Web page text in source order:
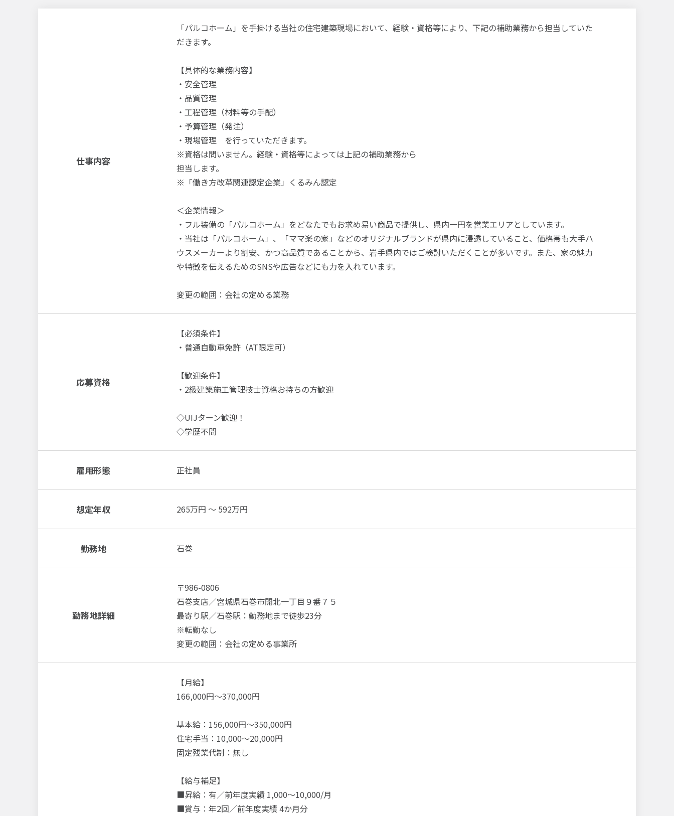
仕事内容
「パルコホーム」を手掛ける当社の住宅建築現場において、経験・資格等により、下記の補助業務から担当していた
だきます。
【具体的な業務内容】
・安全管理
・品質管理
・工程管理（材料等の手配）
・予算管理（発注）
・現場管理 を行っていただきます。
※資格は問いません。経験・資格等によっては上記の補助業務から
担当します。
※「働き方改革関連認定企業」くるみん認定
＜企業情報＞
・フル装備の「パルコホーム」をどなたでもお求め易い商品で提供し、県内一円を営業エリアとしています。
・当社は「パルコホーム」、「ママ楽の家」などのオリジナルブランドが県内に浸透していること、価格帯も大手ハ
ウスメーカーより割安、かつ高品質であることから、岩手県内ではご検討いただくことが多いです。また、家の魅力
や特徴を伝えるためのSNSや広告などにも力を入れています。
変更の範囲：会社の定める業務
応募資格
【必須条件】
・普通自動車免許（AT限定可）
【歓迎条件】
・2級建築施工管理技士資格お持ちの方歓迎
◇UIJターン歓迎！
◇学歴不問
雇用形態 正社員
想定年収 265万円 ～ 592万円
勤務地 石巻
勤務地詳細
〒986-0806
石巻支店／宮城県石巻市開北一丁目９番７５
最寄り駅／石巻駅：勤務地まで徒歩23分
※転勤なし
変更の範囲：会社の定める事業所
【月給】
166,000円～370,000円
基本給：156,000円～350,000円
住宅手当：10,000～20,000円
固定残業代制：無し
【給与補足】
■昇給：有／前年度実績 1,000～10,000/月
■賞与：年2回／前年度実績 4か月分